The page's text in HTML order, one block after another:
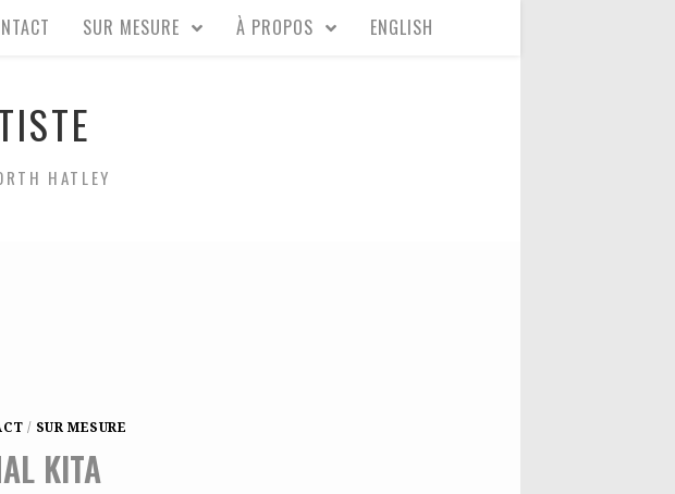
SUR MESURE À PROPOS ENGLISH
HATLEY
/ SUR MESURE
KITA